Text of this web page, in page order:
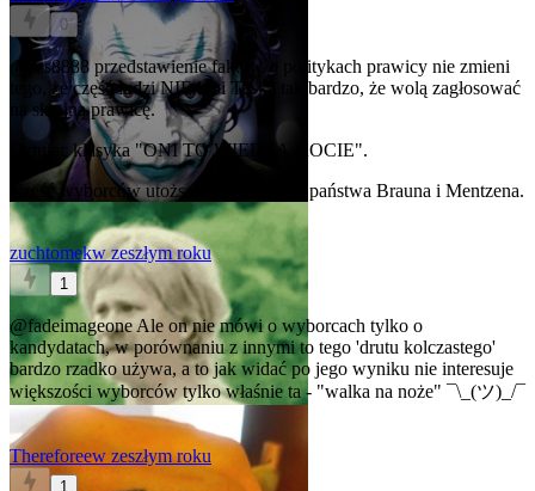
0
@pss8888 przedstawienie faktów o politykach prawicy nie zmieni
tego, że część ludzi NIE lubi Tuska tak bardzo, że wolą zagłosować
na skrajną prawicę.
Cytując klasyka "ONI TO WIEDZĄ KOCIE".
Część wyborców utożsamia się z wizją państwa Brauna i Mentzena.
zuchtomekw zeszłym roku
1
@fadeimageoneAle on nie mówi o wyborcach tylko o
kandydatach, w porównaniu z innymi to tego 'drutu kolczastego'
bardzo rzadko używa, a to jak widać po jego wyniku nie interesuje
większości wyborców tylko właśnie ta - "walka na noże" ¯\_(ツ)_/¯
Thereforeew zeszłym roku
1